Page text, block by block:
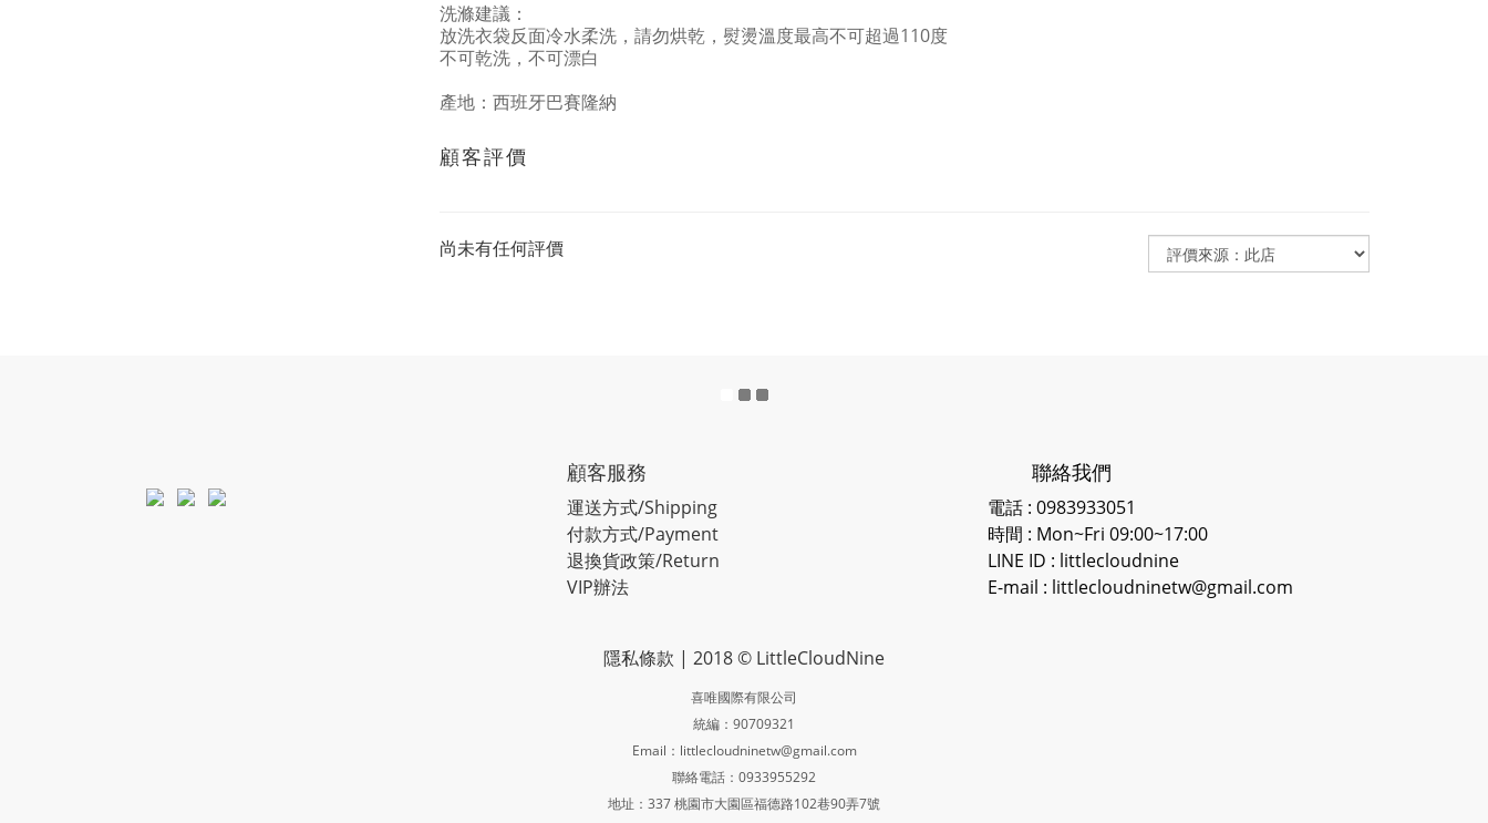
洗滌建議：
放洗衣袋反面冷水柔洗，請勿烘乾，熨燙溫度最高不可超過110度
不可乾洗，不可漂白
產地：西班牙巴賽隆納
顧客評價
尚未有任何評價
顧客服務
運送方式/Shipping
付款方式/Payment
退換貨政策/Return
VIP辦法
聯絡我們
電話 : 0983933051
時間 : Mon~Fri 09:00~17:00
LINE ID : littlecloudnine
E-mail : littlecloudninetw@gmail.com
隱私條款 | 2018 © LittleCloudNine
喜唯國際有限公司
統編：90709321
Email：littlecloudninetw@gmail.com
聯絡電話：0933955292
地址：337 桃園市大園區福德路102巷90弄7號